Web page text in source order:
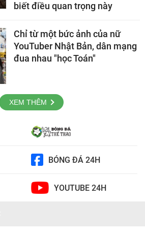
biết điều quan trọng này
Chỉ từ một bức ảnh của nữ
YouTuber Nhật Bản, dân mạng
đua nhau "học Toán"
XEM THÊM
BÓNG ĐÁ 24H
YOUTUBE 24H